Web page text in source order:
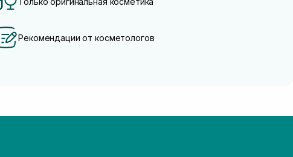
Рекомендации от косметологов